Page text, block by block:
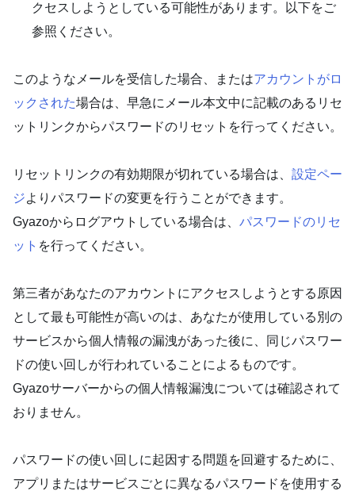
クセスしようとしている可能性があります。以下をご
参照ください。
このようなメールを受信した場合、またはアカウントがロ
ックされた場合は、早急にメール本文中に記載のあるリセ
ットリンクからパスワードのリセットを行ってください。
リセットリンクの有効期限が切れている場合は、 設定ペー
ジよりパスワードの変更を行うことができます。
Gyazoからログアウトしている場合は、 パスワードのリセ
ット を行ってください。
第三者があなたのアカウントにアクセスしようとする原因
として最も可能性が高いのは、あなたが使用している別の
サービスから個人情報の漏洩があった後に、同じパスワー
ドの使い回しが行われていることによるものです。
Gyazoサーバーからの個人情報漏洩については確認されて
おりません。
パスワードの使い回しに起因する問題を回避するために、
アプリまたはサービスごとに異なるパスワードを使用する